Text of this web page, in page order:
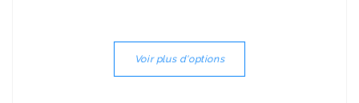
Voir plus d'options